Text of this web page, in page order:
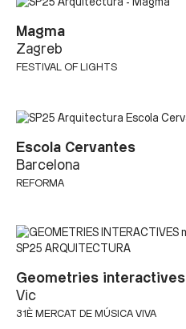
Magma
Zagreb
FESTIVAL OF LIGHTS
Escola Cervantes
Barcelona
REFORMA
Geometries interactives
Vic
31È MERCAT DE MÚSICA VIVA